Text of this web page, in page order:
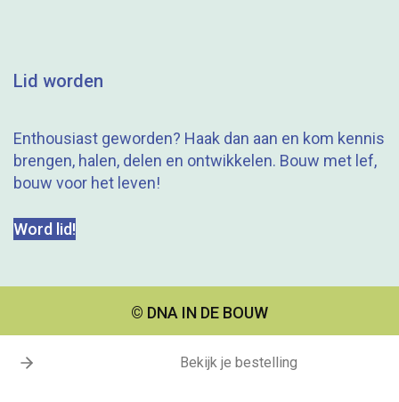
Lid worden
Enthousiast geworden? Haak dan aan en kom kennis
brengen, halen, delen en ontwikkelen. Bouw met lef,
bouw voor het leven!
Word lid!
© DNA IN DE BOUW
Bekijk je bestelling